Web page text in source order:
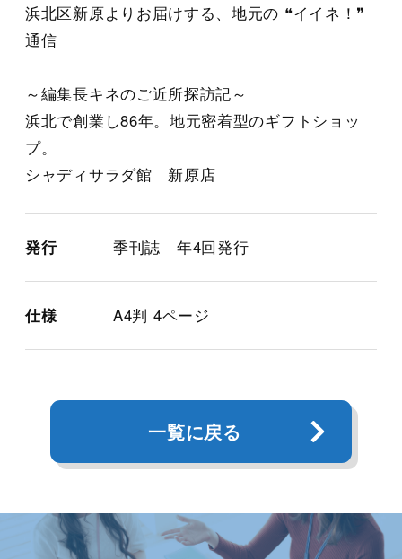
浜北区新原よりお届けする、地元の ❝イイネ！❞
通信
～編集長キネのご近所探訪記～
浜北で創業し86年。地元密着型のギフトショッ
プ。
シャディサラダ館 新原店
発行 季刊誌 年4回発行
仕様 A4判 4ページ
一覧に戻る